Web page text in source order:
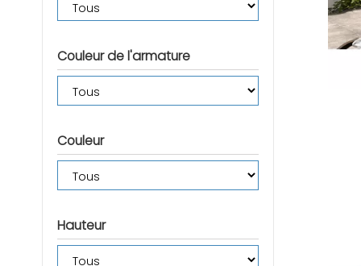
Couleur de l'armature
Couleur
Hauteur